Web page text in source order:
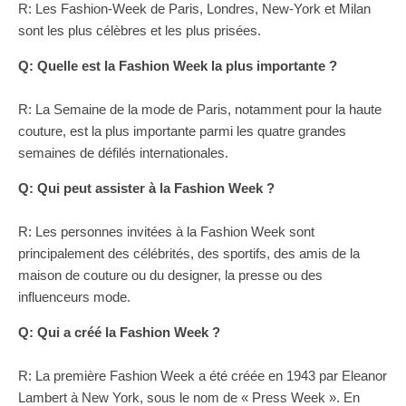
R: Les Fashion-Week de Paris, Londres, New-York et Milan
sont les plus célèbres et les plus prisées.
Q: Quelle est la Fashion Week la plus importante ?
R: La Semaine de la mode de Paris, notamment pour la haute
couture, est la plus importante parmi les quatre grandes
semaines de défilés internationales.
Q: Qui peut assister à la Fashion Week ?
R: Les personnes invitées à la Fashion Week sont
principalement des célébrités, des sportifs, des amis de la
maison de couture ou du designer, la presse ou des
influenceurs mode.
Q: Qui a créé la Fashion Week ?
R: La première Fashion Week a été créée en 1943 par Eleanor
Lambert à New York, sous le nom de « Press Week ». En